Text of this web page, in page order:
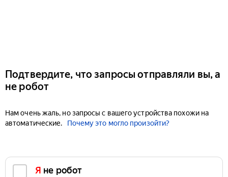
Подтвердите, что запросы отправляли вы, а
не робот
Нам очень жаль, но запросы с вашего устройства похожи на
автоматические.
Почему это могло произойти?
Я не робот